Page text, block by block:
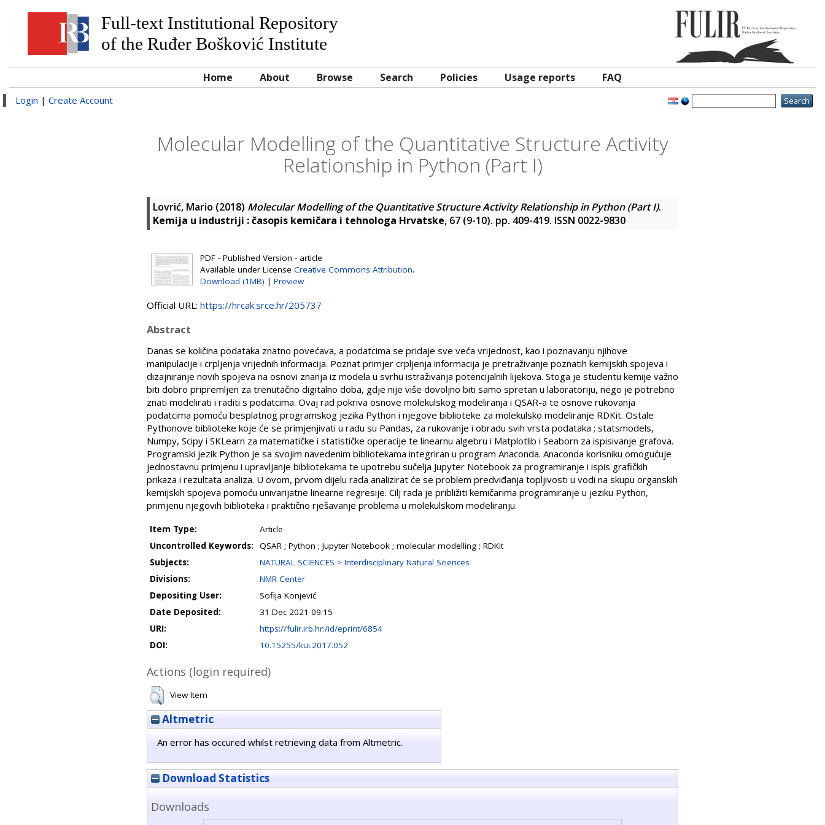
Full-text Institutional Repository
of the Ruđer Bošković Institute
Home About Browse Search Policies Usage reports FAQ
Login | Create Account
Molecular Modelling of the Quantitative Structure Activity
Relationship in Python (Part I)
Lovrić, Mario (2018) Molecular Modelling of the Quantitative Structure Activity Relationship in Python (Part I).
Kemija u industriji : časopis kemičara i tehnologa Hrvatske, 67 (9-10). pp. 409-419. ISSN 0022-9830
PDF - Published Version - article
Available under License Creative Commons Attribution.
Download (1MB) | Preview
Official URL: https://hrcak.srce.hr/205737
Abstract
Danas se količina podataka znatno povećava, a podatcima se pridaje sve veća vrijednost, kao i poznavanju njihove
manipulacije i crpljenja vrijednih informacija. Poznat primjer crpljenja informacija je pretraživanje poznatih kemijskih spojeva i
dizajniranje novih spojeva na osnovi znanja iz modela u svrhu istraživanja potencijalnih lijekova. Stoga je studentu kemije važno
biti dobro pripremljen za trenutačno digitalno doba, gdje nije više dovoljno biti samo spretan u laboratoriju, nego je potrebno
znati modelirati i raditi s podatcima. Ovaj rad pokriva osnove molekulskog modeliranja i QSAR-a te osnove rukovanja
podatcima pomoću besplatnog programskog jezika Python i njegove biblioteke za molekulsko modeliranje RDKit. Ostale
Pythonove biblioteke koje će se primjenjivati u radu su Pandas, za rukovanje i obradu svih vrsta podataka ; statsmodels,
Numpy, Scipy i SKLearn za matematičke i statističke operacije te linearnu algebru i Matplotlib i Seaborn za ispisivanje grafova.
Programski jezik Python je sa svojim navedenim bibliotekama integriran u program Anaconda. Anaconda korisniku omogućuje
jednostavnu primjenu i upravljanje bibliotekama te upotrebu sučelja Jupyter Notebook za programiranje i ispis grafičkih
prikaza i rezultata analiza. U ovom, prvom dijelu rada analizirat će se problem predviđanja topljivosti u vodi na skupu organskih
kemijskih spojeva pomoću univarijatne linearne regresije. Cilj rada je približiti kemičarima programiranje u jeziku Python,
primjenu njegovih biblioteka i praktično rješavanje problema u molekulskom modeliranju.
Item Type:
Article
Uncontrolled Keywords:
QSAR ; Python ; Jupyter Notebook ; molecular modelling ; RDKit
Subjects:
NATURAL SCIENCES > Interdisciplinary Natural Sciences
Divisions:
NMR Center
Depositing User:
Sofija Konjević
Date Deposited:
31 Dec 2021 09:15
URI:
https://fulir.irb.hr:/id/eprint/6854
DOI:
10.15255/kui.2017.052
Actions (login required)
View Item
Altmetric
An error has occured whilst retrieving data from Altmetric.
Download Statistics
Downloads